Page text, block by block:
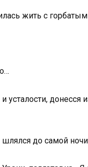
жить с
усталости,
до самой